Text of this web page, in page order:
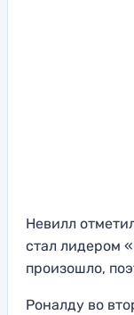
Невилл
стал лидером
произошло,
Роналду во